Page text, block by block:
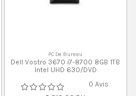
PC De Bureau
Dell Vostro 3670 i7-8700 8GB 1TB
Intel UHD 630/DVD
0 Avis